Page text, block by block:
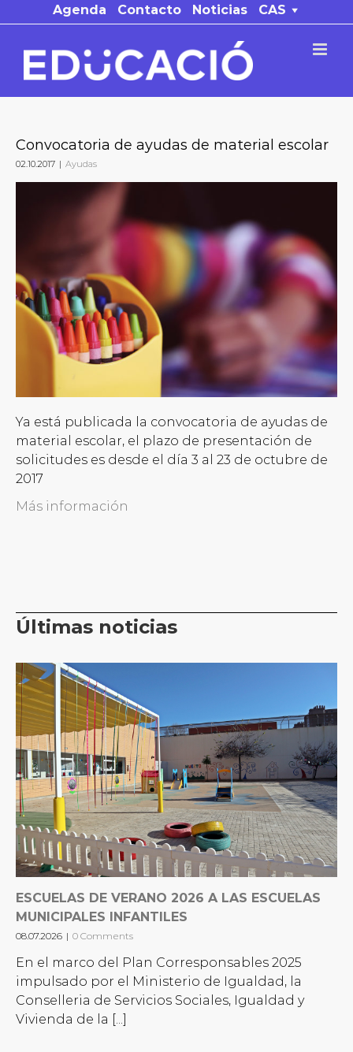
al
contenido
Agenda Contacto Noticias CAS
Convocatoria de ayudas de material escolar
02.10.2017 | Ayudas
Ya está publicada la convocatoria de ayudas de
material escolar, el plazo de presentación de
solicitudes es desde el día 3 al 23 de octubre de
2017
Más información
Últimas noticias
ESCUELAS DE VERANO 2026 A LAS ESCUELAS
MUNICIPALES INFANTILES
08.07.2026 | 0 Comments
En el marco del Plan Corresponsables 2025
impulsado por el Ministerio de Igualdad, la
Conselleria de Servicios Sociales, Igualdad y
Vivienda de la [...]